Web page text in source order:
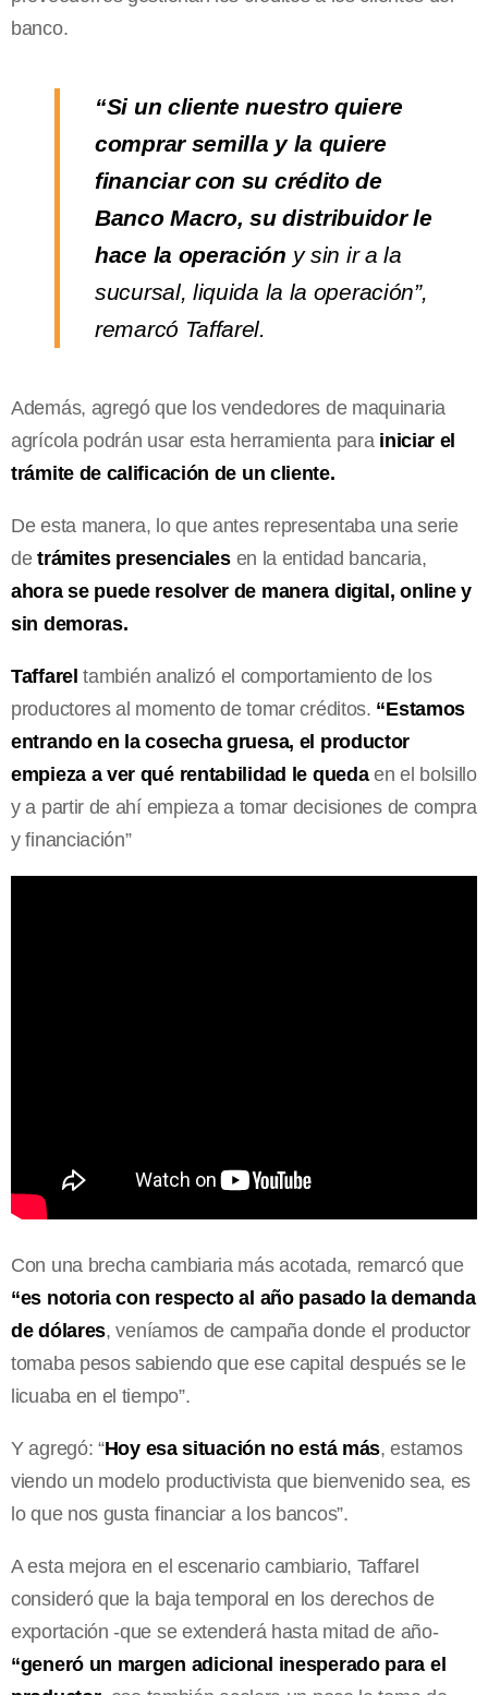
banco.
“Si un cliente nuestro quiere
comprar semilla y la quiere
financiar con su crédito de
Banco Macro, su distribuidor le
hace la operación y sin ir a la
sucursal, liquida la la operación”,
remarcó Taffarel.
Además, agregó que los vendedores de maquinaria
agrícola podrán usar esta herramienta para iniciar el
trámite de calificación de un cliente.
De esta manera, lo que antes representaba una serie
detrámites presencialesen la entidad bancaria,
ahora se puede resolver de manera digital, online y
sin demoras.
Taffareltambién analizó el comportamiento de los
productores al momento de tomar créditos. “Estamos
entrando en la cosecha gruesa, el productor
empieza a ver qué rentabilidad le quedaen el bolsillo
y a partir de ahí empieza a tomar decisiones de compra
y financiación”
Con una brecha cambiaria más acotada, remarcó que
“es notoria con respecto al año pasado la demanda
de dólares, veníamos de campaña donde el productor
tomaba pesos sabiendo que ese capital después se le
licuaba en el tiempo”.
Y agregó: “Hoy esa situación no está más, estamos
viendo un modelo productivista que bienvenido sea, es
lo que nos gusta financiar a los bancos”.
A esta mejora en el escenario cambiario, Taffarel
consideró que la baja temporal en los derechos de
exportación -que se extenderá hasta mitad de año-
“generó un margen adicional inesperado para el